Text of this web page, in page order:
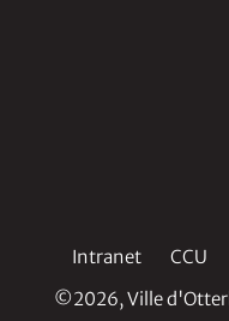
Intranet CCU
©2026, Ville